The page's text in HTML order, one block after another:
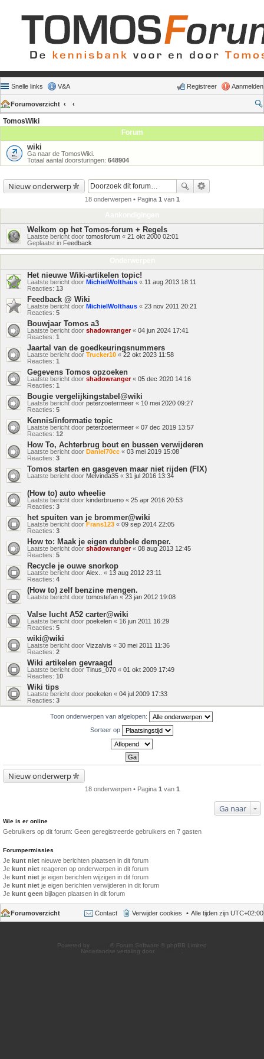
Snelle links V&A Aanmelden
Registreer
Forumoverzicht
TomosWiki
Forum
wiki
Ga naar de TomosWiki.
Totaal aantal doorsturingen: 648904
Nieuw onderwerp
18 onderwerpen • Pagina 1 van 1
Welkom op het Tomos-forum + Regels
Laatste bericht door tomosforum « 21 okt 2000 02:01
Geplaatst in Feedback
Het nieuwe Wiki-artikelen topic!
Laatste bericht door MichielWolthaus « 11 aug 2013 18:11
Reacties: 13
Feedback @ Wiki
Laatste bericht door MichielWolthaus « 23 nov 2011 20:21
Reacties: 5
Bouwjaar Tomos a3
Laatste bericht door shadowranger« 04 jun 2024 17:41
Reacties: 1
Jaartal van de goedkeuringsnummers
Laatste bericht door Trucker10 « 22 okt 2023 11:58
Reacties: 1
Gegevens Tomos opzoeken
Laatste bericht door shadowranger« 05 dec 2020 14:16
Reacties: 1
Bougie vergelijkingstabel@wiki
Laatste bericht door peterzoetermeer « 10 mei 2020 09:27
Reacties: 5
Kennis/informatie topic
Laatste bericht door peterzoetermeer « 07 dec 2019 13:57
Reacties: 12
How To, Achterbrug bout en bussen verwijderen
Laatste bericht door Daniel70cc « 03 mei 2019 15:08
Reacties: 3
Tomos starten en gasgeven maar niet rijden (FIX)
Laatste bericht door Melvinda35 « 31 jul 2016 13:34
(How to) auto wheelie
Laatste bericht door kinderbrueno « 25 apr 2016 20:53
Reacties: 3
het spuiten van je brommer@wiki
Laatste bericht door Frans123 « 09 sep 2014 22:05
Reacties: 3
How to: Maak je eigen dubbele demper.
Laatste bericht door shadowranger« 08 aug 2013 12:45
Reacties: 5
Recycle je ouwe snorkop
Laatste bericht door Alex.. « 13 aug 2012 23:11
Reacties: 4
(How to) zelf benzine mengen.
Laatste bericht door tomostefan « 23 jan 2012 19:08
Valse lucht A52 carter@wiki
Laatste bericht door poekelen « 16 jun 2011 16:29
Reacties: 5
wiki@wiki
Laatste bericht door Vizzalvis « 30 mei 2011 11:36
Reacties: 2
Wiki artikelen gevraagd
Laatste bericht door Tinus_070 « 01 okt 2009 17:49
Reacties: 10
Wiki tips
Laatste bericht door poekelen « 04 jul 2009 17:33
Reacties: 3
Toon onderwerpen van afgelopen:
Sorteer op
Nieuw onderwerp
18 onderwerpen • Pagina 1 van 1
Ga naar
Wie is er online
Gebruikers op dit forum: Geen geregistreerde gebruikers en 7 gasten
Forumpermissies
Je kunt niet nieuwe berichten plaatsen in dit forum
Je kunt niet reageren op onderwerpen in dit forum
Je kunt niet je eigen berichten wijzigen in dit forum
Je kunt niet je eigen berichten verwijderen in dit forum
Je kunt geen bijlagen plaatsen in dit forum
Forumoverzicht Alle tijden zijn UTC+02:00
Verwijder cookies
Contact
Powered by
® Forum Software © phpBB Limited
Nederlandse vertaling door
.